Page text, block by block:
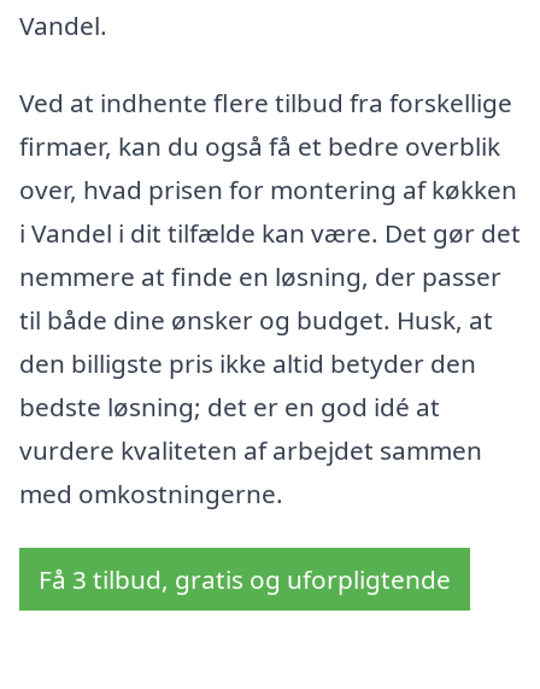
Vandel.
Ved at indhente flere tilbud fra forskellige
firmaer, kan du også få et bedre overblik
over, hvad prisen for montering af køkken
i Vandel i dit tilfælde kan være. Det gør det
nemmere at finde en løsning, der passer
til både dine ønsker og budget. Husk, at
den billigste pris ikke altid betyder den
bedste løsning; det er en god idé at
vurdere kvaliteten af arbejdet sammen
med omkostningerne.
Få 3 tilbud, gratis og uforpligtende